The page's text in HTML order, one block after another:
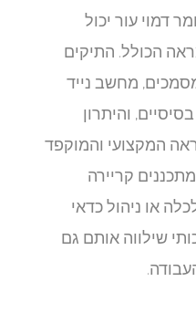
דמוי עור יכול
הכולל. התיקים
מחשב נייד
והיתרון
המקצועי והמוקפד
קריירה
או ניהול כדאי
שילווה אותם גם